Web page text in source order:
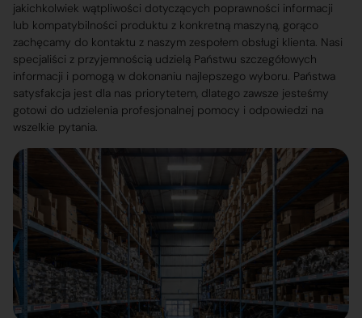
jakichkolwiek wątpliwości dotyczących poprawności informacji
lub kompatybilności produktu z konkretną maszyną, gorąco
zachęcamy do kontaktu z naszym zespołem obsługi klienta. Nasi
specjaliści z przyjemnością udzielą Państwu szczegółowych
informacji i pomogą w dokonaniu najlepszego wyboru. Państwa
satysfakcja jest dla nas priorytetem, dlatego zawsze jesteśmy
gotowi do udzielenia profesjonalnej pomocy i odpowiedzi na
wszelkie pytania.